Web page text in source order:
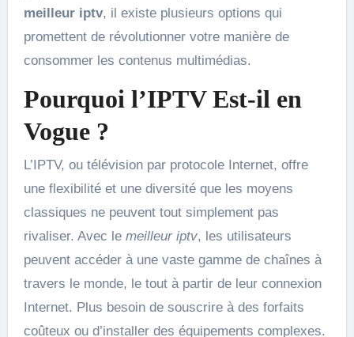
meilleur iptv, il existe plusieurs options qui
promettent de révolutionner votre manière de
consommer les contenus multimédias.
Pourquoi l’IPTV Est-il en
Vogue ?
L’IPTV, ou télévision par protocole Internet, offre
une flexibilité et une diversité que les moyens
classiques ne peuvent tout simplement pas
rivaliser. Avec le meilleur iptv, les utilisateurs
peuvent accéder à une vaste gamme de chaînes à
travers le monde, le tout à partir de leur connexion
Internet. Plus besoin de souscrire à des forfaits
coûteux ou d’installer des équipements complexes.